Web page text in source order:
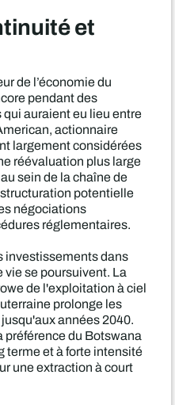
et
de l’économie du
pendant des
auraient eu lieu entre
actionnaire
largement considérées
réévaluation plus large
sein de la chaîne de
potentielle
négociations
réglementaires.
investissements dans
vie se poursuivent. La
de l'exploitation à ciel
prolonge les
années 2040.
du Botswana
terme et à forte intensité
une extraction à court